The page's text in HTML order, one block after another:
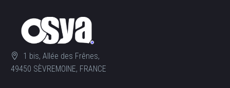
1 bis, Allée des Frênes,
49450 SÈVREMOINE, FRANCE